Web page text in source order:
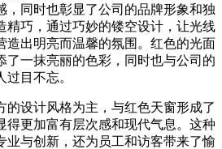
，同时也彰显了公司的品牌形象和独
精巧，通过巧妙的镂空设计，让光线
造出明亮而温馨的氛围。红色的光面
了一抹亮丽的色彩，同时也与公司的
目不忘。
的设计风格为主，与红色天窗形成了
得更加富有层次感和现代气息。这种
业与创新，还为员工和访客带来了愉